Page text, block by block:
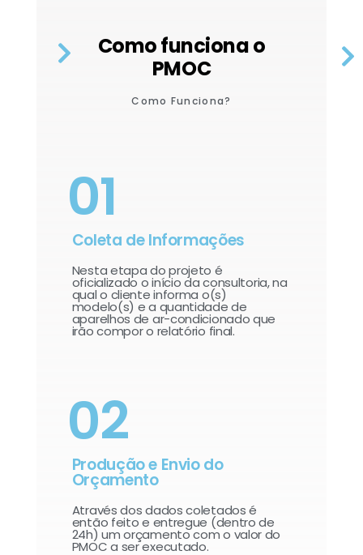
Como funciona o
PMOC
Como Funciona?
01
Coleta de Informações
Nesta etapa do projeto é
oficializado o início da consultoria, na
qual o cliente informa o(s)
modelo(s) e a quantidade de
aparelhos de ar-condicionado que
irão compor o relatório final.​
02
Produção e Envio do
Orçamento
Através dos dados coletados é
então feito e entregue (dentro de
24h) um orçamento com o valor do
PMOC a ser executado.